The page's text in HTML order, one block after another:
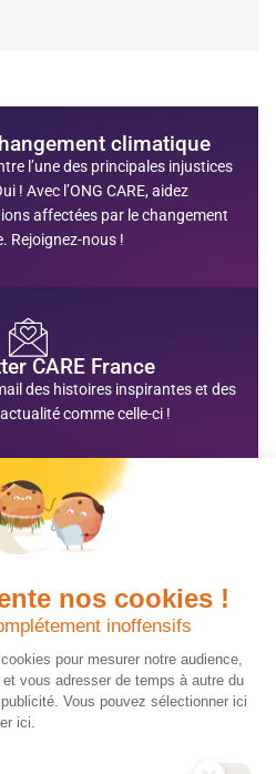
nos cookies !
inoffensifs
pour mesurer notre audience,
vous adresser de temps à autre du
Vous pouvez sélectionner ici
ici.
climatique
l’une des principales injustices
! Avec l’ONG CARE, aidez
affectées par le changement
Rejoignez-nous !
CARE France
des histoires inspirantes et des
comme celle-ci !